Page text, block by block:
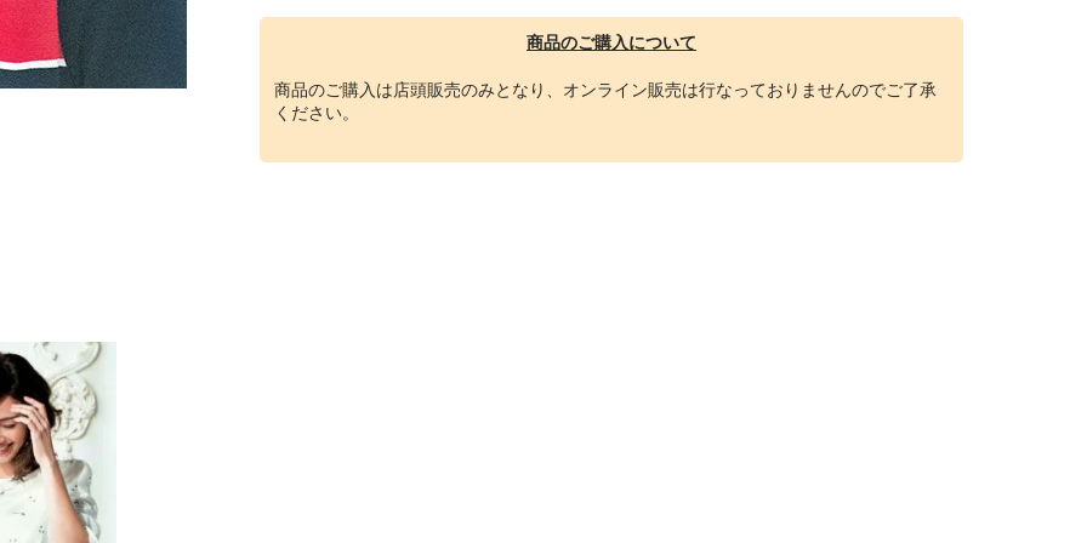
商品のご購入について
商品のご購入は店頭販売のみとなり、オンライン販売は行なっておりませんのでご了承
ください。